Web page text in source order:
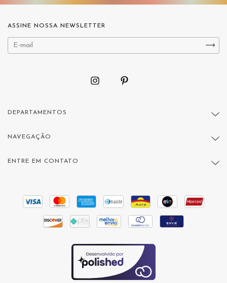
ASSINE NOSSA NEWSLETTER
DEPARTAMENTOS
NAVEGAÇÃO
ENTRE EM CONTATO